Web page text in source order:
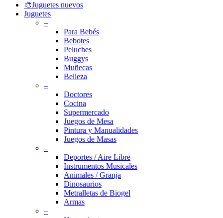
🎨Juguetes nuevos
Juguetes
–
Para Bebés
Bebotes
Peluches
Buggys
Muñecas
Belleza
–
Doctores
Cocina
Supermercado
Juegos de Mesa
Pintura y Manualidades
Juegos de Masas
–
Deportes / Aire Libre
Instrumentos Musicales
Animales / Granja
Dinosaurios
Metralletas de Biogel
Armas
–